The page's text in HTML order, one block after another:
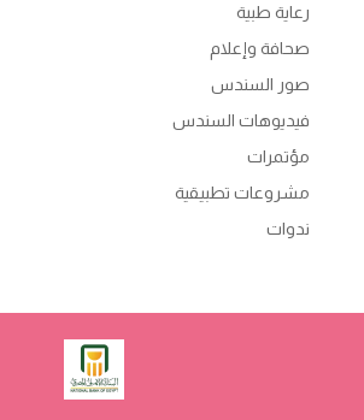
رعاية طبية
صحافة وإعلام
صور السندس
فيديوهات السندس
مؤتمرات
مشروعات تطبيقية
ندوات